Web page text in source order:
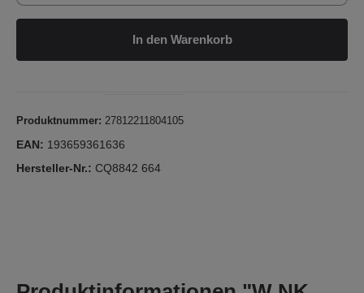
In den Warenkorb
Produktnummer: 27812211804105
EAN: 193659361636
Hersteller-Nr.: CQ8842 664